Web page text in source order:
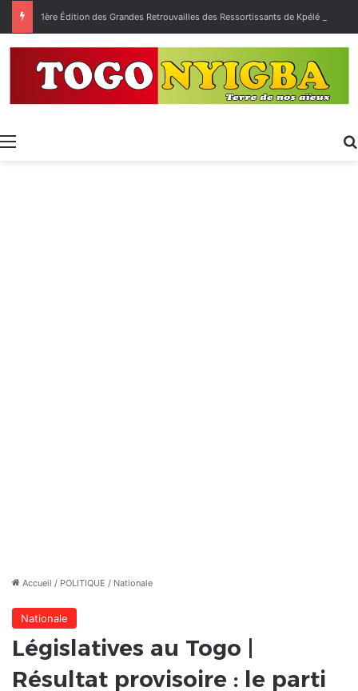
Menu
Accueil / POLITIQUE / Nationale
Nationale
Législatives au Togo |
Résultat provisoire : le parti